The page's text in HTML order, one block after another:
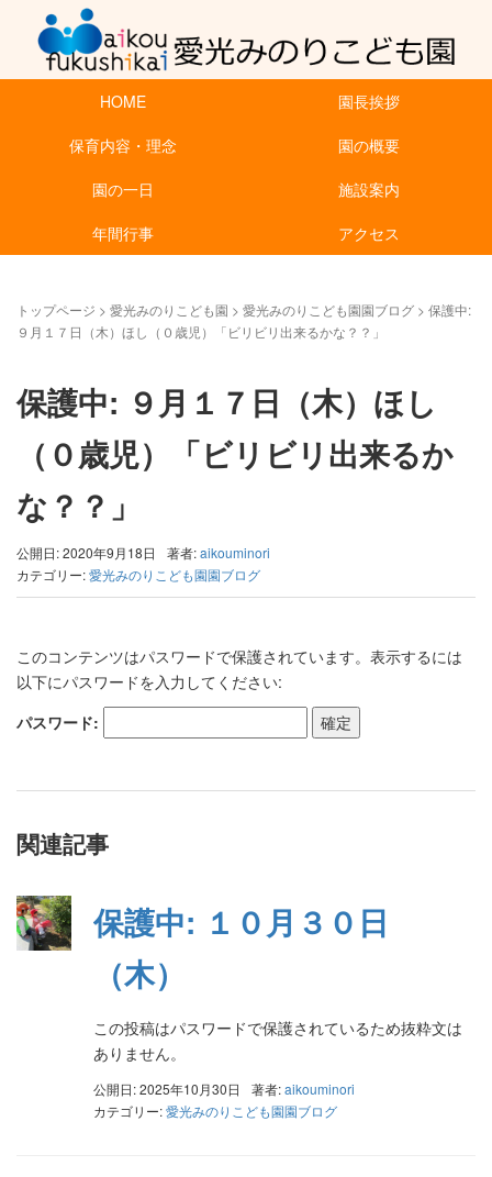
HOME
園長挨拶
保育内容・理念
園の概要
園の一日
施設案内
年間行事
アクセス
トップページ > 愛光みのりこども園 > 愛光みのりこども園園ブログ > 保護中:
９月１７日（木）ほし（０歳児）「ビリビリ出来るかな？？」
保護中: ９月１７日（木）ほし
（０歳児）「ビリビリ出来るか
な？？」
公開日: 2020年9月18日 著者:aikouminori
カテゴリー:愛光みのりこども園園ブログ
このコンテンツはパスワードで保護されています。表示するには
以下にパスワードを入力してください:
パスワード:
関連記事
保護中: １０月３０日
（木）
この投稿はパスワードで保護されているため抜粋文は
ありません。
公開日: 2025年10月30日 著者:aikouminori
カテゴリー:愛光みのりこども園園ブログ